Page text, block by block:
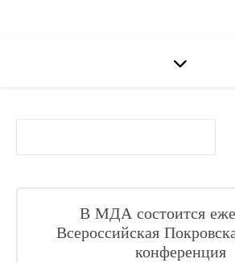
В МДА состоится
Всероссийская
конференция